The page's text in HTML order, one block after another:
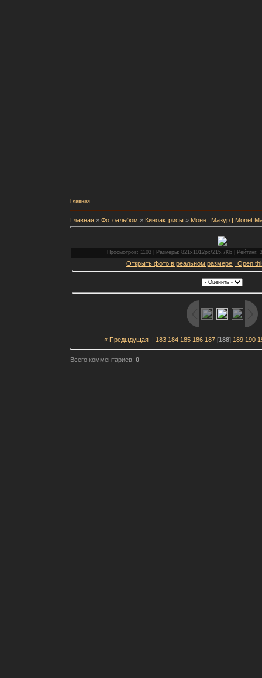
Главная
Главная » Фотоальбом » Киноактрисы » Монет Мазур | Monet
Просмотров: 1103 | Размеры: 821x1012px/215.7Kb | Рейтинг:
Открыть фото в реальном размере | Open
« Предыдущая | 183 184 185 186 187 [188] 189 190
Всего комментариев: 0